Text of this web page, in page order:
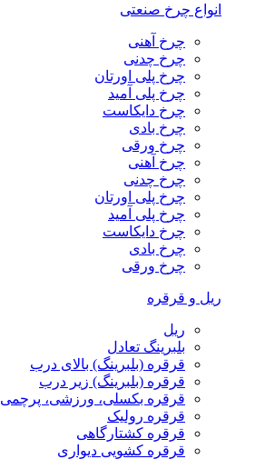
انواع چرخ صنعتی
چرخ آهنی
چرخ چدنی
چرخ پلی اورتان
چرخ پلی آمید
چرخ دایکاست
چرخ بادی
چرخ ورقی
چرخ آهنی
چرخ چدنی
چرخ پلی اورتان
چرخ پلی آمید
چرخ دایکاست
چرخ بادی
چرخ ورقی
ریل و قرقره
ریل
بلبرینگ تعادل
قرقره (بلبرینگ) بالای درب
قرقره (بلبرینگ) زیر درب
قرقره بکسلی، ورزشی، پرچمی
قرقره رولیک
قرقره کشتارگاهی
قرقره کشویی دیواری